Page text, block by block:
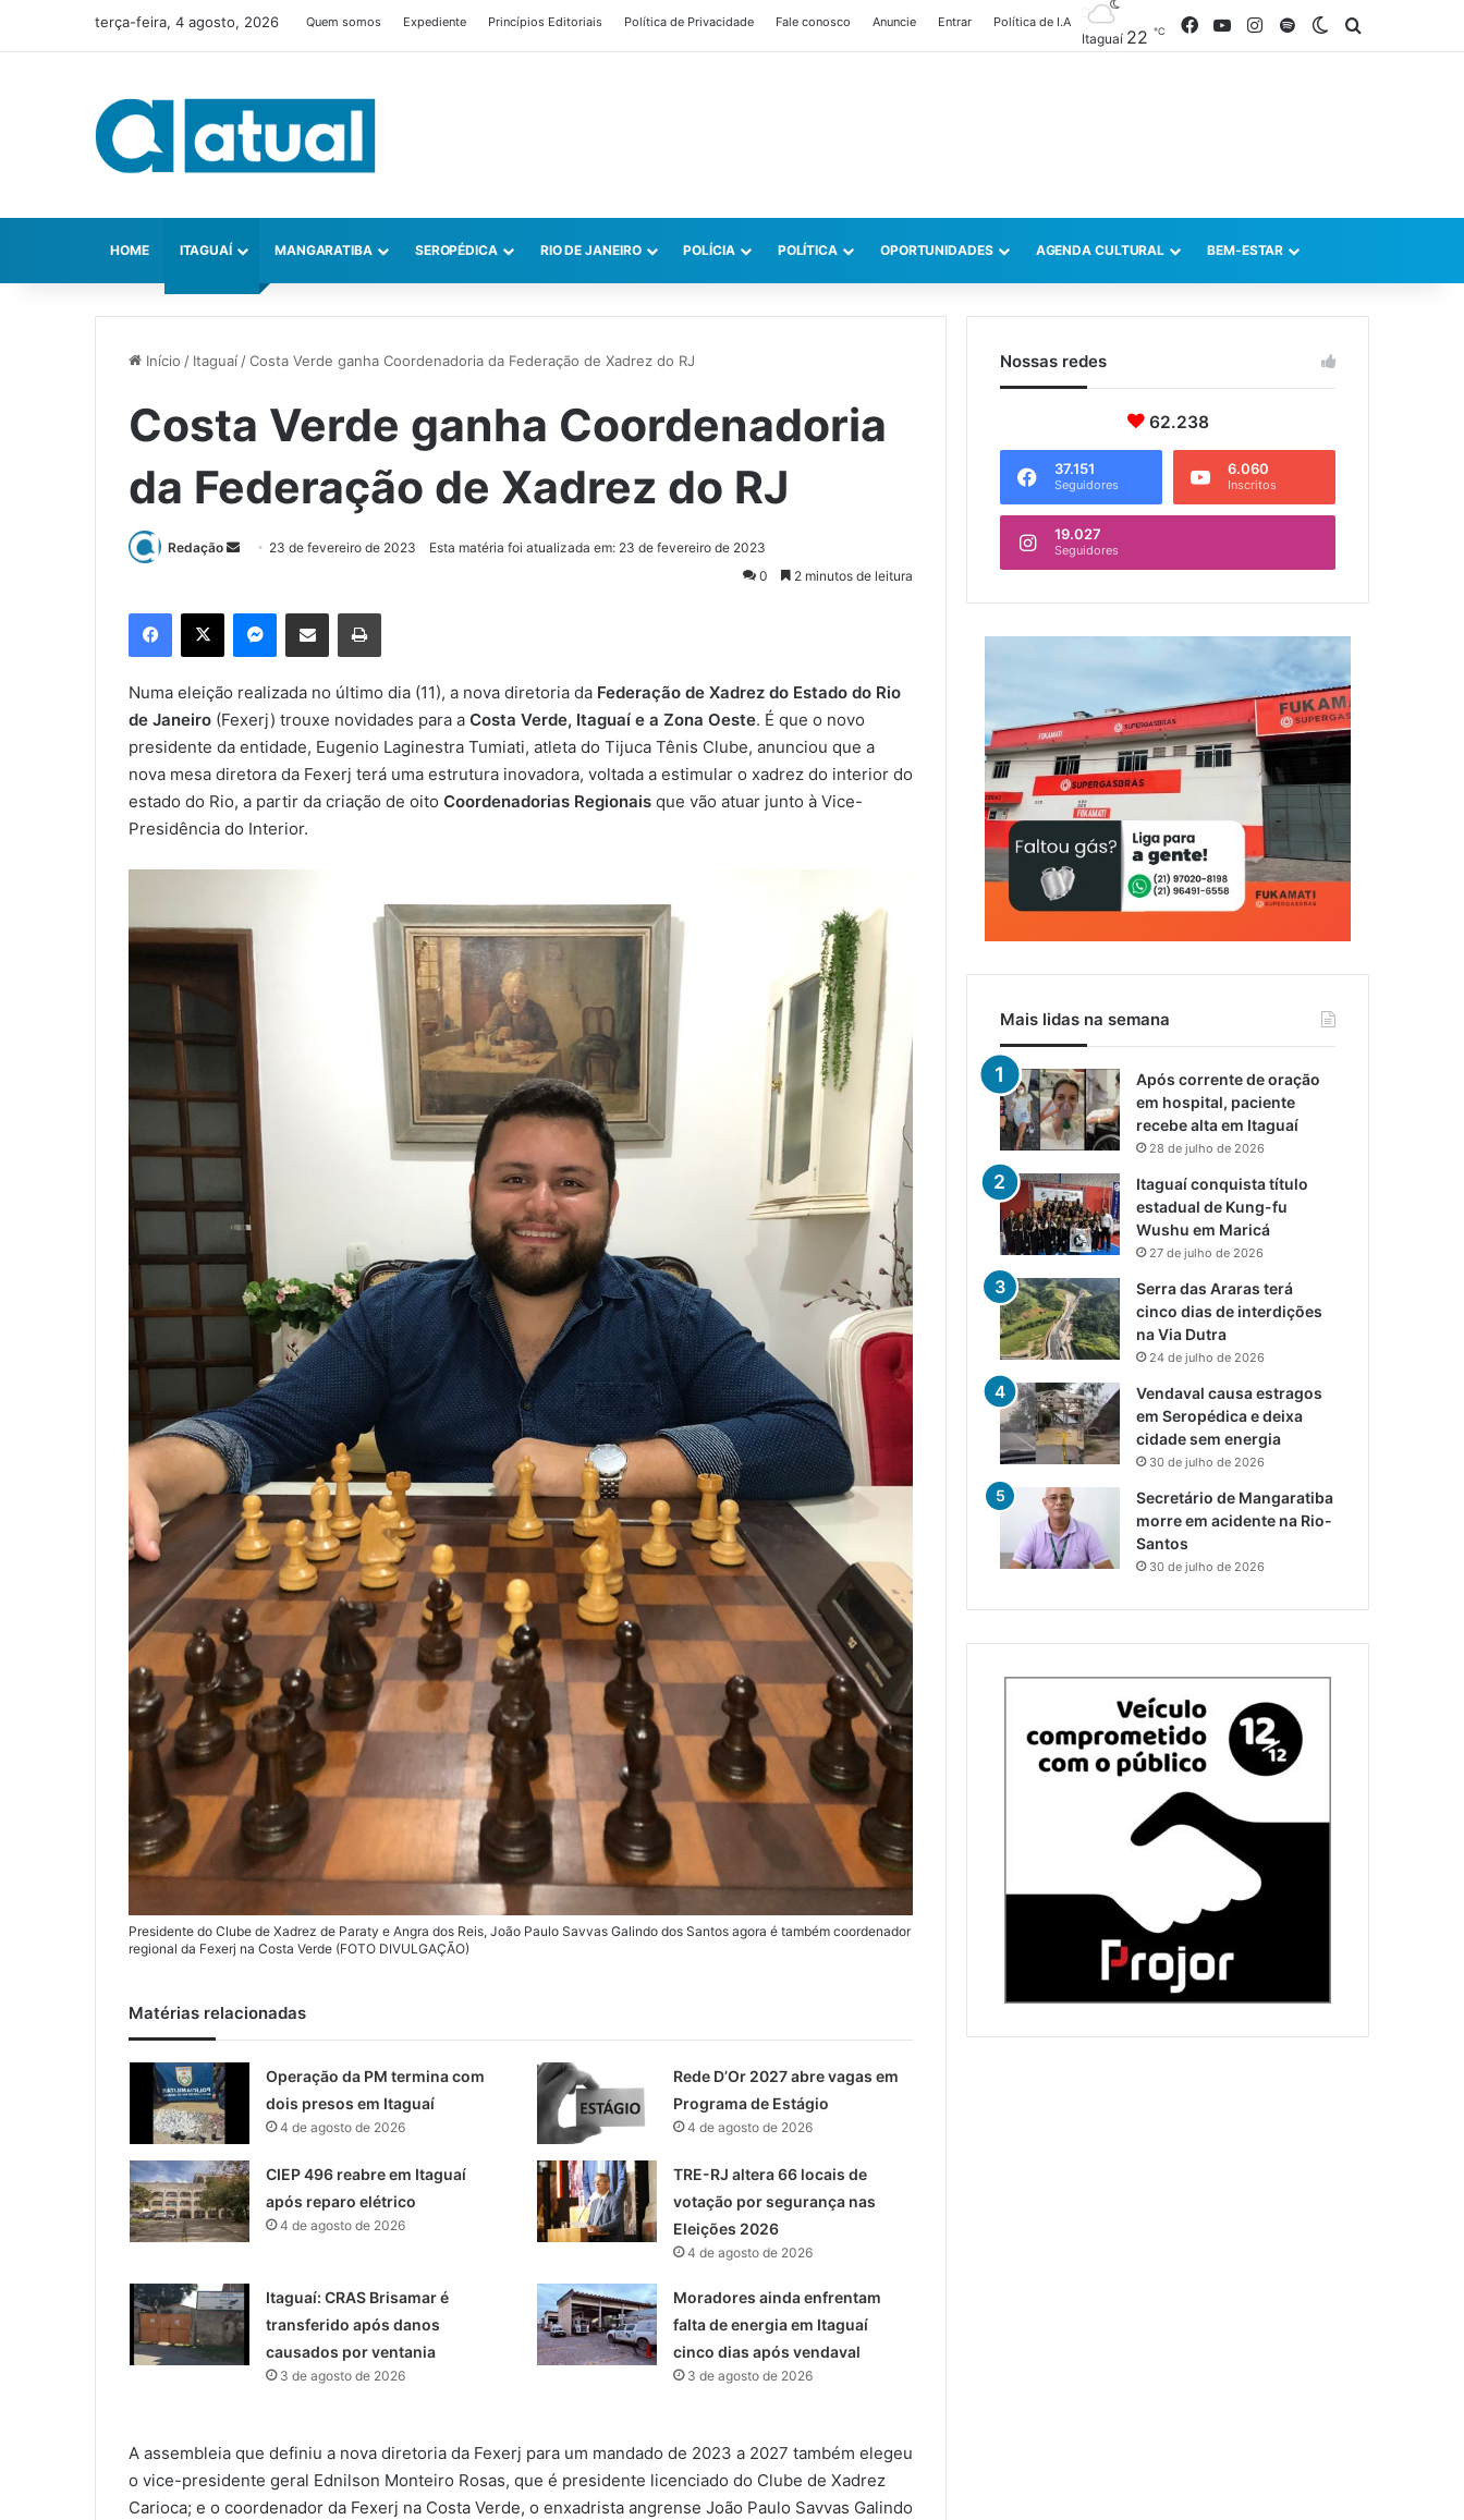
terça-feira, 4 agosto, 2026 Quem somos Expediente Princípios Editoriais Política de Privacidade Fale conosco Anuncie Entrar Política de I.A
Itaguaí 22 ℃ FacebookYouTubeInstagram
SpotifySwitch skin
HOME ITAGUAÍ MANGARATIBA SEROPÉDICA RIO DE JANEIRO POLÍCIA POLÍTICA OPORTUNIDADES AGENDA CULTURAL BEM-ESTAR
Início / Itaguaí/Costa Verde ganha Coordenadoria da Federação de Xadrez do RJ
Costa Verde ganha Coordenadoria
da Federação de Xadrez do RJ
Redação
m
e
-
m
a
i
23 de fevereiro de 2023
Esta matéria foi atualizada em: 23 de fevereiro de 2023
0
2 minutos de leitura
Numa eleição realizada no último dia (11), a nova diretoria da Federação de Xadrez do Estado do Rio
de Janeiro (Fexerj) trouxe novidades para a Costa Verde, Itaguaí e a Zona Oeste. É que o novo
presidente da entidade, Eugenio Laginestra Tumiati, atleta do Tijuca Tênis Clube, anunciou que a
nova mesa diretora da Fexerj terá uma estrutura inovadora, voltada a estimular o xadrez do interior do
estado do Rio, a partir da criação de oito Coordenadorias Regionais que vão atuar junto à Vice-
Presidência do Interior.
Presidente do Clube de Xadrez de Paraty e Angra dos Reis, João Paulo Savvas Galindo dos Santos agora é também coordenador
regional da Fexerj na Costa Verde (FOTO DIVULGAÇÃO)
Matérias relacionadas
Operação da PM termina com
dois presos em Itaguaí
4 de agosto de 2026
Rede D’Or 2027 abre vagas em
Programa de Estágio
4 de agosto de 2026
CIEP 496 reabre em Itaguaí
após reparo elétrico
4 de agosto de 2026
TRE-RJ altera 66 locais de
votação por segurança nas
Eleições 2026
4 de agosto de 2026
Itaguaí: CRAS Brisamar é
transferido após danos
causados por ventania
3 de agosto de 2026
Moradores ainda enfrentam
falta de energia em Itaguaí
cinco dias após vendaval
3 de agosto de 2026
A assembleia que definiu a nova diretoria da Fexerj para um mandado de 2023 a 2027 também elegeu
o vice-presidente geral Ednilson Monteiro Rosas, que é presidente licenciado do Clube de Xadrez
Carioca; e o coordenador da Fexerj na Costa Verde, o enxadrista angrense João Paulo Savvas Galindo
Nossas redes
62.238
37.151
Seguidores
6.060
Inscritos
19.027
Seguidores
Mais lidas na semana
Após corrente de oração
em hospital, paciente
recebe alta em Itaguaí
28 de julho de 2026
Itaguaí conquista título
estadual de Kung-fu
Wushu em Maricá
27 de julho de 2026
Serra das Araras terá
cinco dias de interdições
na Via Dutra
24 de julho de 2026
Vendaval causa estragos
em Seropédica e deixa
cidade sem energia
30 de julho de 2026
Secretário de Mangaratiba
morre em acidente na Rio-
Santos
30 de julho de 2026